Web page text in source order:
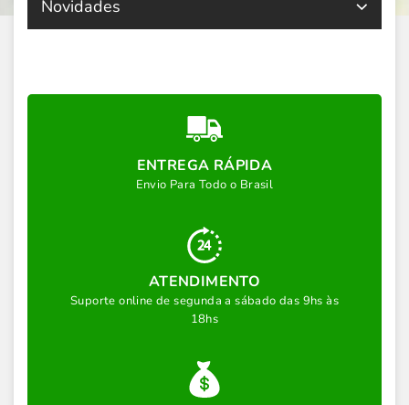
Novidades
ENTREGA RÁPIDA
Envio Para Todo o Brasil
ATENDIMENTO
Suporte online de segunda a sábado das 9hs às
18hs